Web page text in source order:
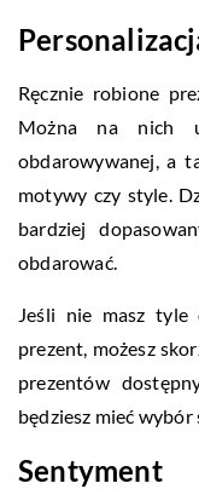
Ręcznie robione
Można na nich
obdarowywanej, a
motywy czy style.
bardziej
obdarować.
Jeśli nie masz tyle
prezent, możesz
prezentów
będziesz mieć
Sentyment